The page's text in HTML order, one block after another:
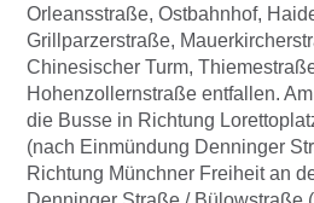
Orleansstraße, Ostbahnhof,
Grillparzerstraße,
Chinesischer Turm,
Hohenzollernstraße entfallen.
die Busse in Richtung
(nach Einmündung Denninger
Richtung Münchner Freiheit an